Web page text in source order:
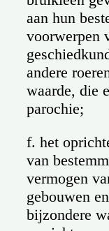
aan hun
voorwerpen
andere
waarde, die
parochie;
f. het
van
vermogen
gebouwen
bijzondere